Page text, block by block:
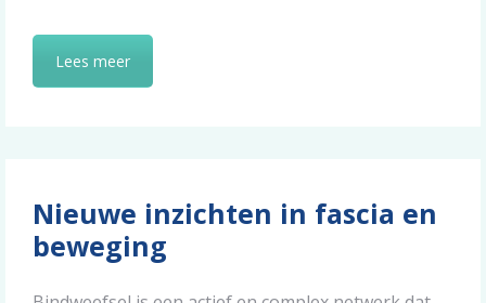
Lees meer
Nieuwe inzichten in fascia en
beweging